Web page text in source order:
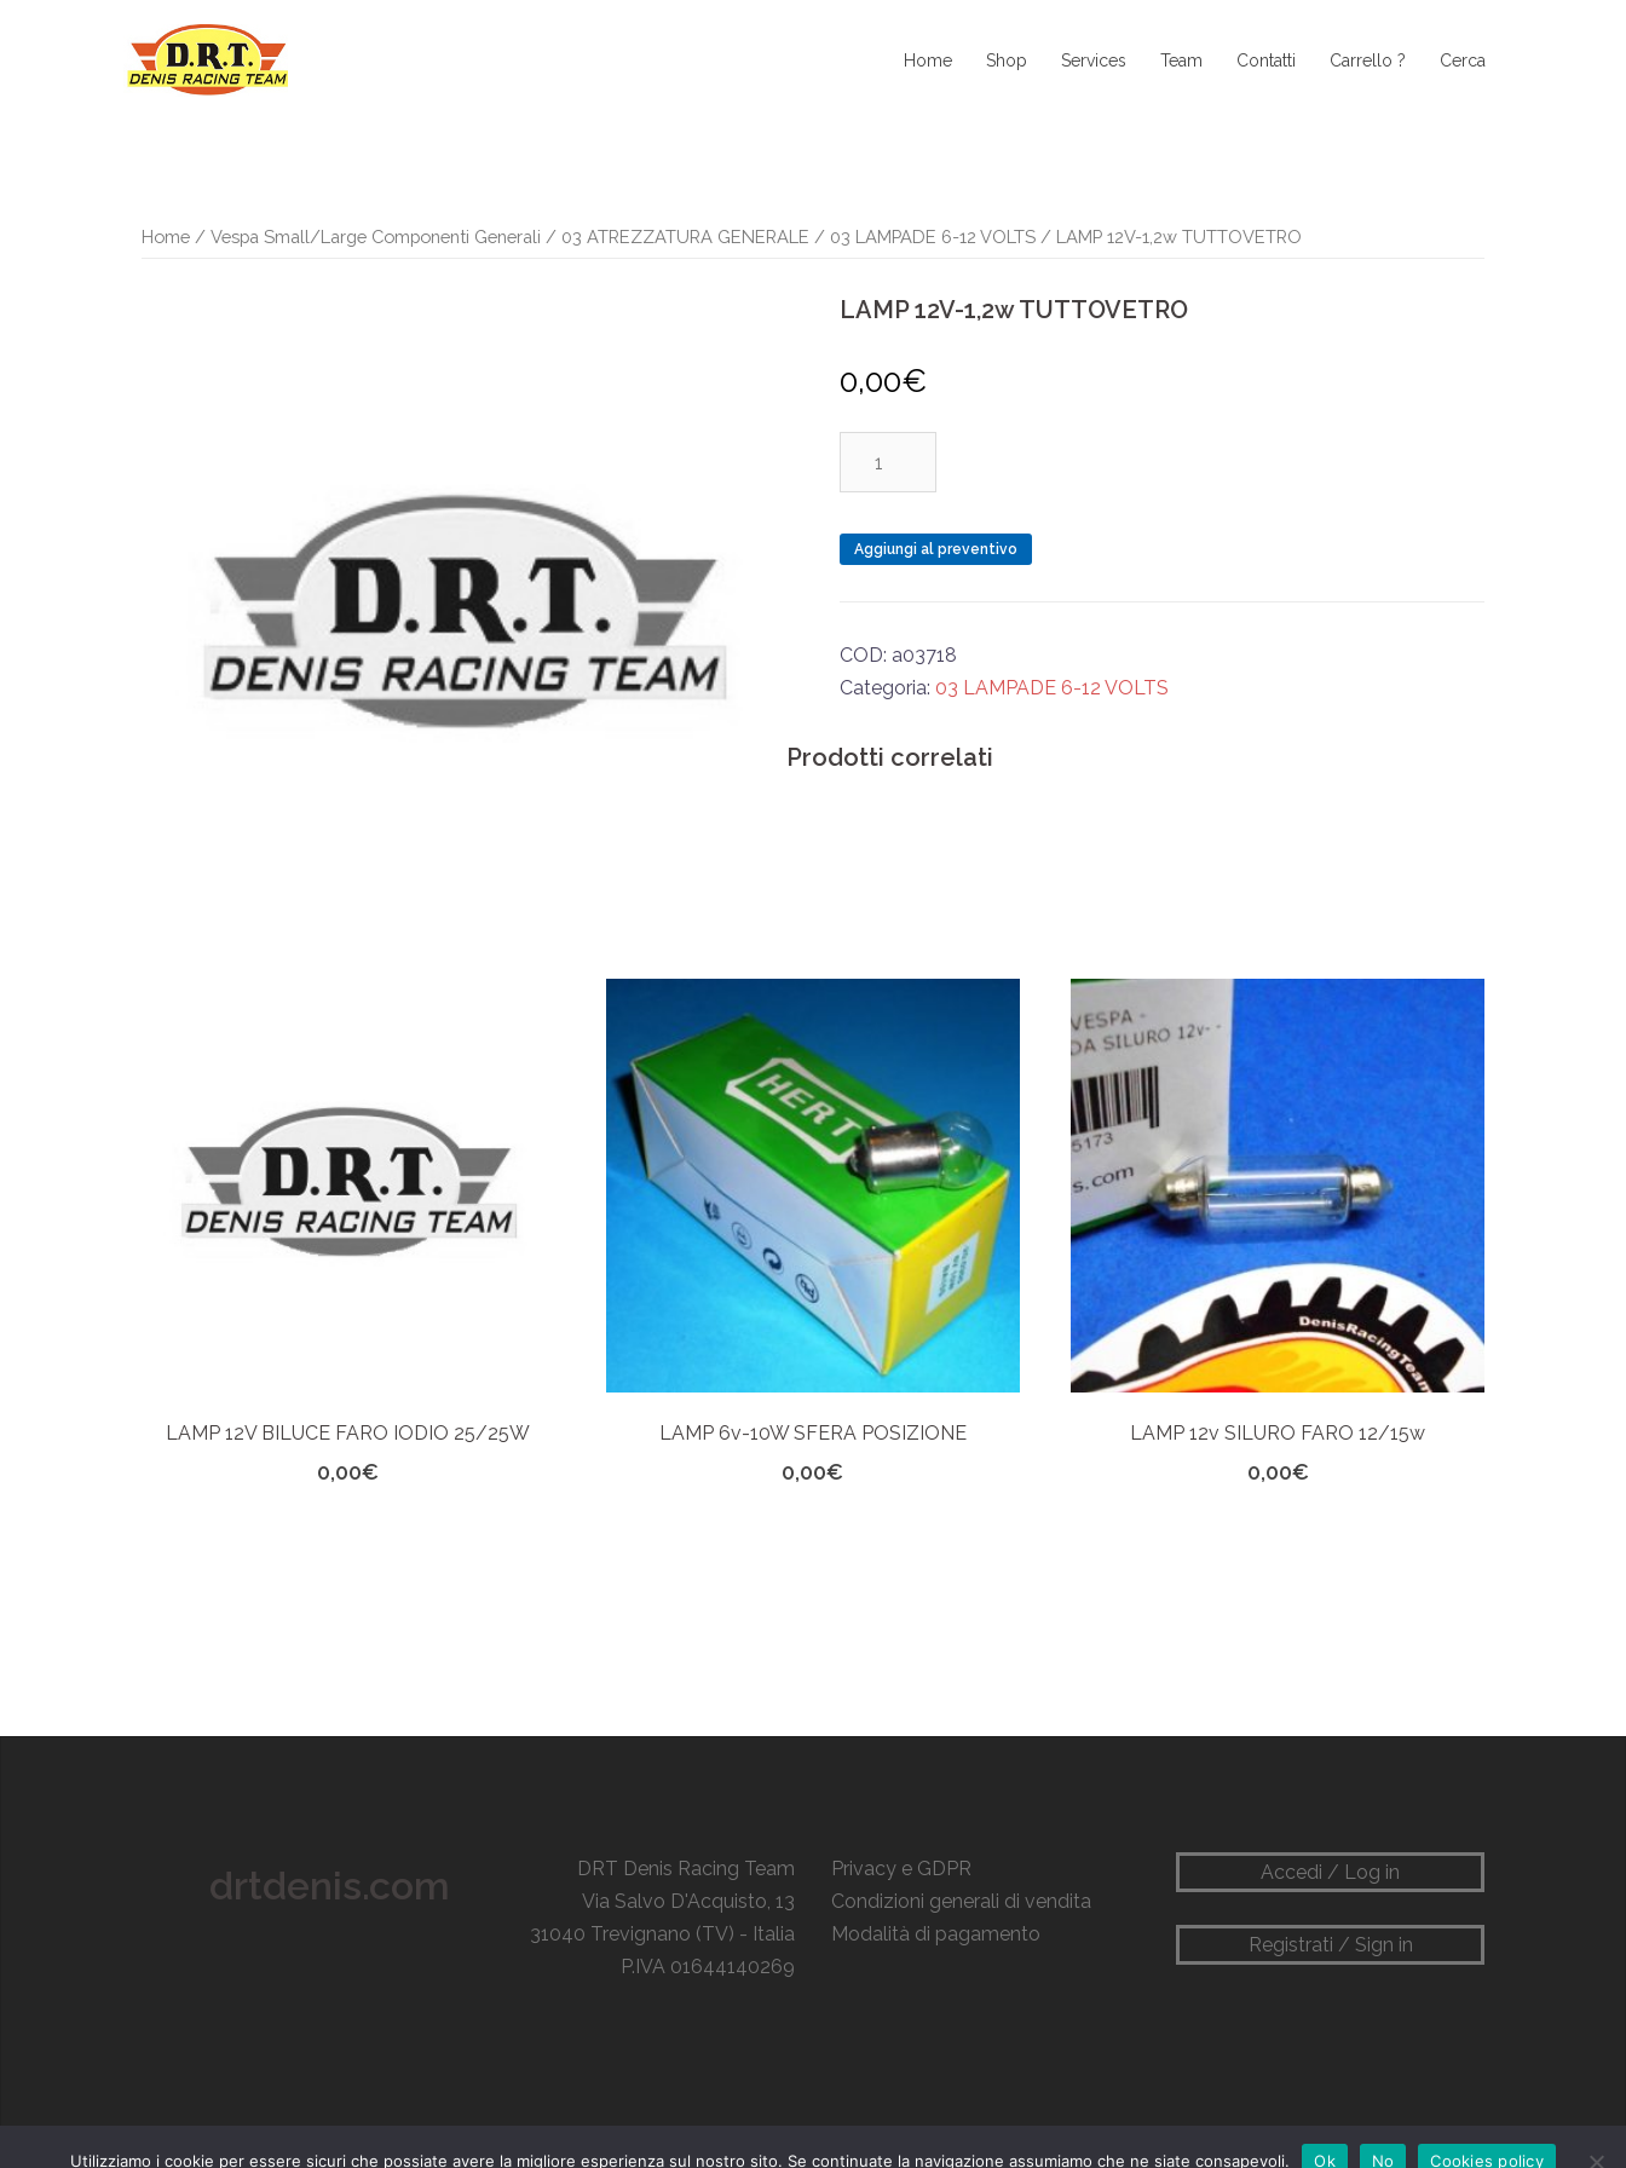
Home Shop Services Team Contatti Carrello ? Cerca
Home / Vespa Small/Large Componenti Generali / 03 ATREZZATURA GENERALE / 03 LAMPADE 6-12 VOLTS / LAMP 12V-1,2w TUTTOVETRO
LAMP 12V-1,2w TUTTOVETRO
0,00€
TUTTOVETRO
Aggiungi al preventivo
COD: a03718
Categoria: 03 LAMPADE 6-12 VOLTS
Prodotti correlati
LAMP 12V BILUCE FARO IODIO 25/25W
0,00€
LAMP 6v-10W SFERA POSIZIONE
0,00€
LAMP 12v SILURO FARO 12/15w
0,00€
drtdenis.com
DRT Denis Racing Team
Via Salvo D'Acquisto, 13
31040 Trevignano (TV) - Italia
P.IVA 01644140269
Privacy e GDPR
Condizioni generali di vendita
Modalità di pagamento
Accedi / Log in
Registrati / Sign in
Utilizziamo i cookie per essere sicuri che possiate avere la migliore esperienza sul nostro sito. Se continuate la navigazione assumiamo che ne siate consapevoli. Ok No Cookies policy